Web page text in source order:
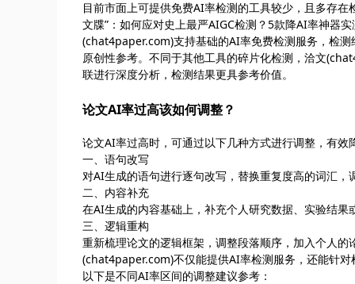
目前市面上可提供免费AI率检测的工具较少，且多存
文牒”：如何应对史上最严AIGC检测？5款降AI率神
(chat4paper.com)支持基础的AI率免费检测服务，检
原创性参考。不同于其他工具的碎片化检测，洽文
联进行深度分析，检测结果更具参考价值。
论文AI率过高该如何调整？
论文AI率过高时，可通过以下几种方式进行调整，有效
一、语句改写
对AI生成的语句进行逐句改写，替换重复度高的词汇
二、内容补充
在AI生成的内容基础上，补充个人研究数据、实验结
三、逻辑重构
重新梳理论文的逻辑框架，调整段落顺序，加入个人
(chat4paper.com)不仅能提供AI率检测服务，还能针
以下是不同AI率区间的调整建议参考：